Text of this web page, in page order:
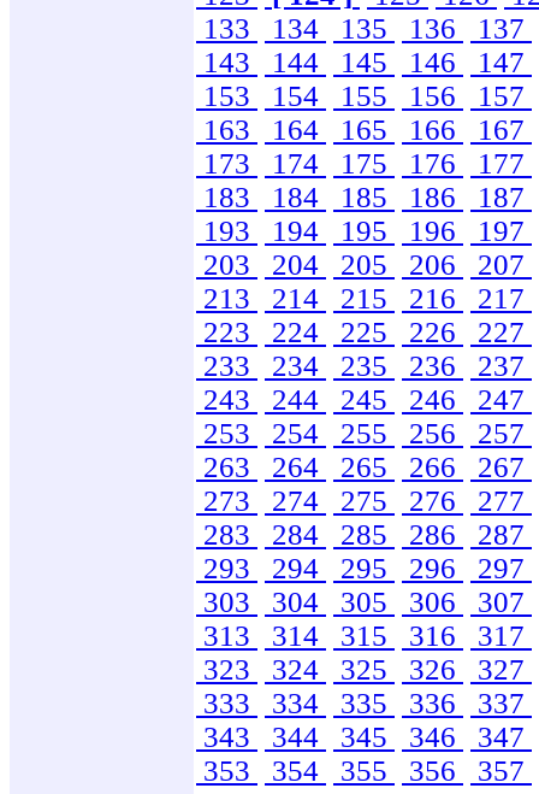
133
134 135 136
137
143
144 145 146
147
153
154 155 156
157
163
164 165 166
167
173
174 175 176
177
183
184 185 186
187
193
194 195 196
197
203
204 205 206
207
213
214 215 216
217
223
224 225 226
227
233
234 235 236
237
243
244 245 246
247
253
254 255 256
257
263
264 265 266
267
273
274 275 276
277
283
284 285 286
287
293
294 295 296
297
303
304 305 306
307
313
314 315 316
317
323
324 325 326
327
333
334 335 336
337
343
344 345 346
347
353
354 355 356
357